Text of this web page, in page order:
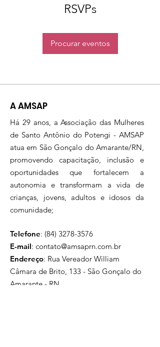
RSVPs
Procurar eventos
A AMSAP
Há 29 anos, a Associação das Mulheres
de Santo Antônio do Potengi - AMSAP
atua em São Gonçalo do Amarante/RN,
promovendo capacitação, inclusão e
oportunidades que fortalecem a
autonomia e transformam a vida de
crianças, jovens, adultos e idosos da
comunidade;
Telefone: (84) 3278-3576
E-mail: contato@amsaprn.com.br
Endereço: Rua Vereador William
Câmara de Brito, 133 - São Gonçalo do
Amarante - RN